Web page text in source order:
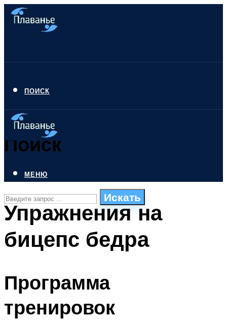
ПОИСК
Поиск
Искать
СТИЛИ ПЛАВАНЬЯ
ПЛАВАНЬЕ ДЛЯ ДЕТЕЙ
ОЧИСТКА БАССЕЙНОВ
МЕНЮ
Упражнения на
бицепс бедра
Программа
тренировок